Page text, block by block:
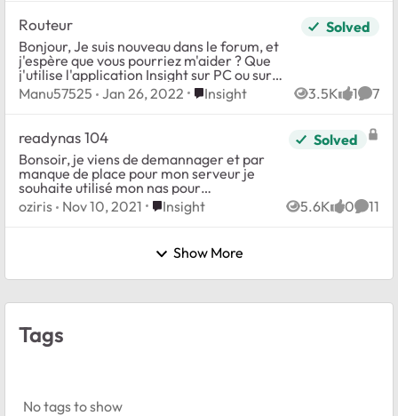
Routeur
Bonjour, Je suis nouveau dans le forum, et
j'espère que vous pourriez m'aider ? Que
j'utilise l'application Insight sur PC ou sur
IPhone, le nom de mes clients périphériques
connectés sont mal repé...
Solved
Manu57525 Jan 26, 2022 Place Insight
Insight 3.5K
Views 1
like 7
readynas 104
Bonsoir, je viens de demannager et par
manque de place pour mon serveur je
souhaite utilisé mon nas pour
l'hebergement web de mes petit site,
l'hebergment en soit n'est pas un
Solved
oziris Nov 10, 2021 Place Insight
Insight 5.6K
Views 0
likes 11
Show More
Tags
No tags to show